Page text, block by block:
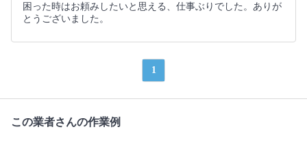
困った時はお頼みしたいと思える、仕事ぶりでした。ありが
とうございました。
1
この業者さんの作業例